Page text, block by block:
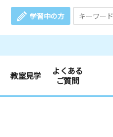
学習中の方
教室見学
よくある
ご質問